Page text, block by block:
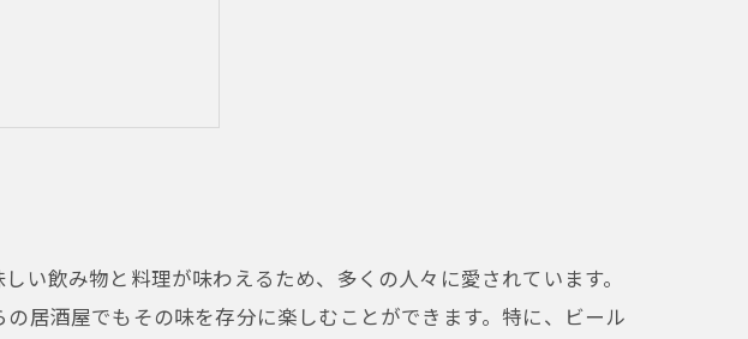
い飲み物と料理が味わえるため、多くの人々に愛されています。
居酒屋でもその味を存分に楽しむことができます。特に、ビール